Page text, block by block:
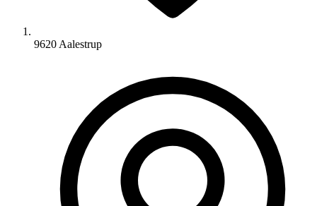
9620 Aalestrup